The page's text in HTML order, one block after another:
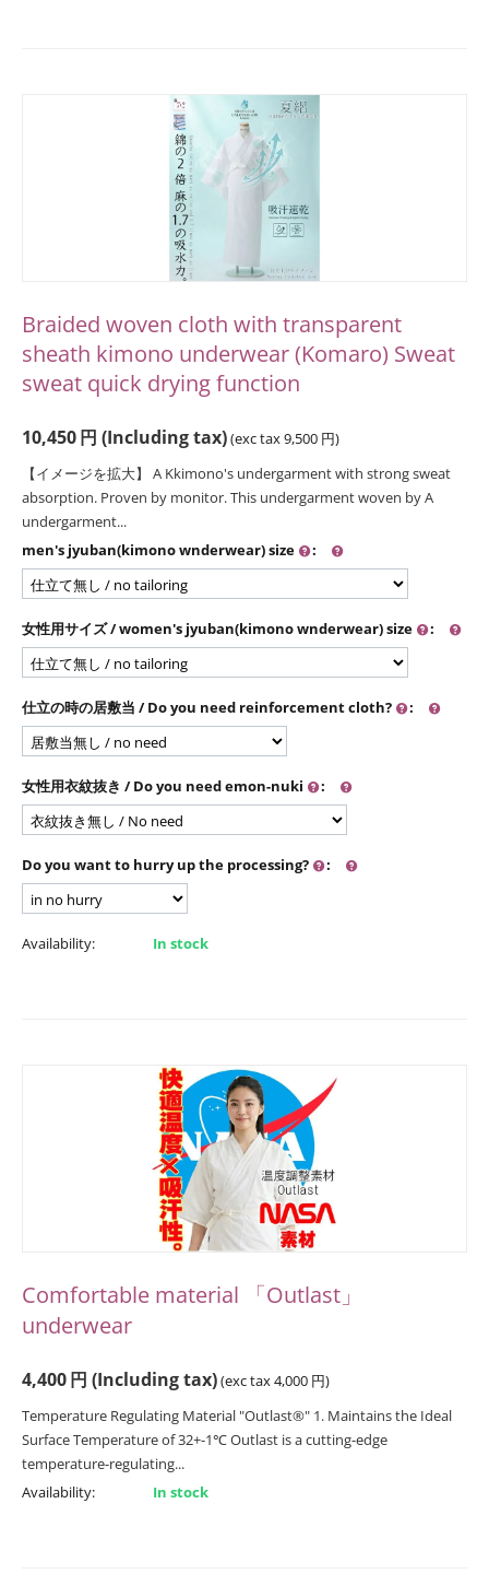
Braided woven cloth with transparent
sheath kimono underwear (Komaro) Sweat
sweat quick drying function
10,450円 (Including tax)(exc tax9,500 円)
【イメージを拡大】 A Kkimono's undergarment with strong sweat
absorption. Proven by monitor. This undergarment woven by A
undergarment...
men's jyuban(kimono wnderwear) size
:
女性用サイズ / women's jyuban(kimono wnderwear) size :
仕立の時の居敷当 / Do you need reinforcement cloth? :
女性用衣紋抜き / Do you need emon-nuki :
Do you want to hurry up the processing? :
Availability: In stock
Comfortable material 「Outlast」
underwear
4,400円 (Including tax)(exc tax4,000 円)
Temperature Regulating Material "Outlast®" 1. Maintains the Ideal
Surface Temperature of 32+-1℃ Outlast is a cutting-edge
temperature-regulating...
Availability:
In stock